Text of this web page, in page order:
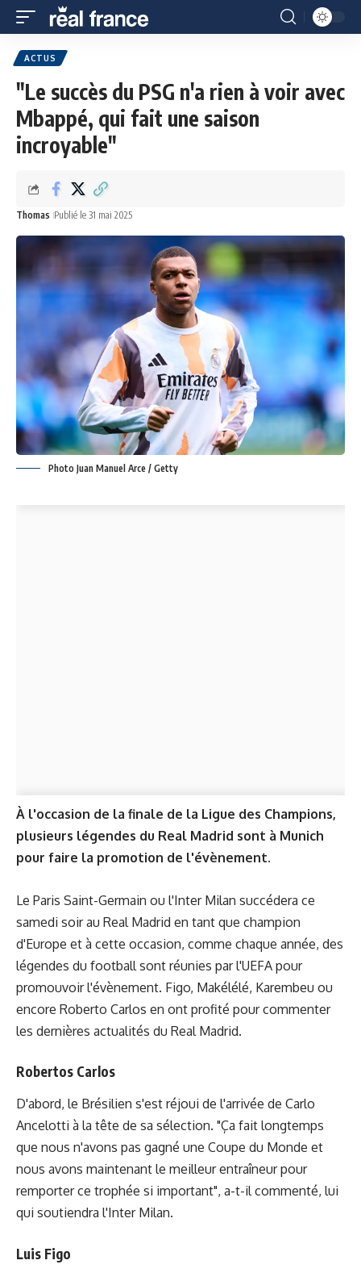
ACTUS
"Le succès du PSG n'a rien à voir avec
Mbappé, qui fait une saison
incroyable"
Thomas Publié le 31 mai 2025
Photo Juan Manuel Arce / Getty
À l'occasion de la finale de la Ligue des Champions,
plusieurs légendes du Real Madrid sont à Munich
pour faire la promotion de l'évènement.
Le Paris Saint-Germain ou l'Inter Milan succédera ce
samedi soir au Real Madrid en tant que champion
d'Europe et à cette occasion, comme chaque année, des
légendes du football sont réunies par l'UEFA pour
promouvoir l'évènement. Figo, Makélélé, Karembeu ou
encore Roberto Carlos en ont profité pour commenter
les dernières actualités du Real Madrid.
Robertos Carlos
D'abord, le Brésilien s'est réjoui de l'arrivée de Carlo
Ancelotti à la tête de sa sélection. "Ça fait longtemps
que nous n'avons pas gagné une Coupe du Monde et
nous avons maintenant le meilleur entraîneur pour
remporter ce trophée si important", a-t-il commenté, lui
qui soutiendra l'Inter Milan.
Luis Figo